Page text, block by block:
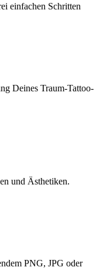
einfachen Schritten
Deines Traum-Tattoo-
und Ästhetiken.
PNG, JPG oder